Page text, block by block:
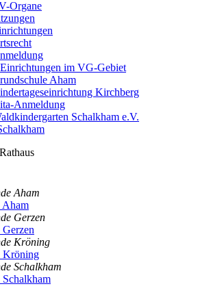
Organe
im VG-Gebiet
Aham
Kirchberg
Anmeldung
Schalkham e.V.
Aham
Kröning